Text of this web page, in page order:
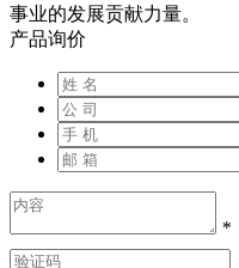
事业的发展贡献力量。
产品询价
*